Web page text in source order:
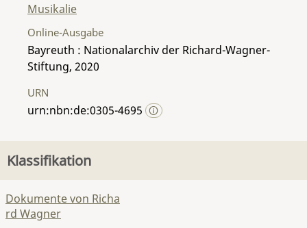
Musikalie
Online-Ausgabe
Bayreuth : Nationalarchiv der Richard-Wagner-
Stiftung, 2020
URN
urn:nbn:de:0305-4695
Klassifikation
Dokumente von Richa
rd Wagner